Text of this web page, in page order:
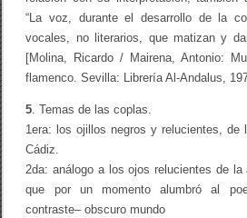
“La voz, durante el desarrollo de la
vocales, no literarios, que matizan y
[Molina, Ricardo / Mairena, Antonio:
flamenco. Sevilla: Librería Al-Andalus,
5. Temas de las coplas.
1era: los ojillos negros y relucientes, de
Cádiz.
2da: análogo a los ojos relucientes de
que por un momento alumbró al
contraste– obscuro mundo